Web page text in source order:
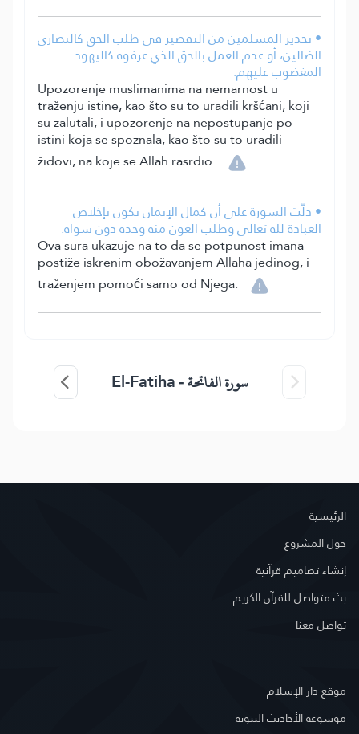
• تحذير المسلمين من التقصير في طلب الحق كالنصارى
الضالين، أو عدم العمل بالحق الذي عرفوه كاليهود
المغضوب عليهم.
Upozorenje muslimanima na nemarnost u
traženju istine, kao što su to uradili kršćani, koji
su zalutali, i upozorenje na nepostupanje po
istini koja se spoznala, kao što su to uradili
židovi, na koje se Allah rasrdio.
• دلَّت السورة على أن كمال الإيمان يكون بإخلاص
العبادة لله تعالى وطلب العون منه وحده دون سواه.
Ova sura ukazuje na to da se potpunost imana
postiže iskrenim obožavanjem Allaha jedinog, i
traženjem pomoći samo od Njega.
سورة الفاتحة -El-Fatiha
الرئيسية
حول المشروع
إنشاء تصاميم قرآنية
بث متواصل للقرآن الكريم
تواصل معنا
موقع دار الإسلام
موسوعة الأحاديث النبوية